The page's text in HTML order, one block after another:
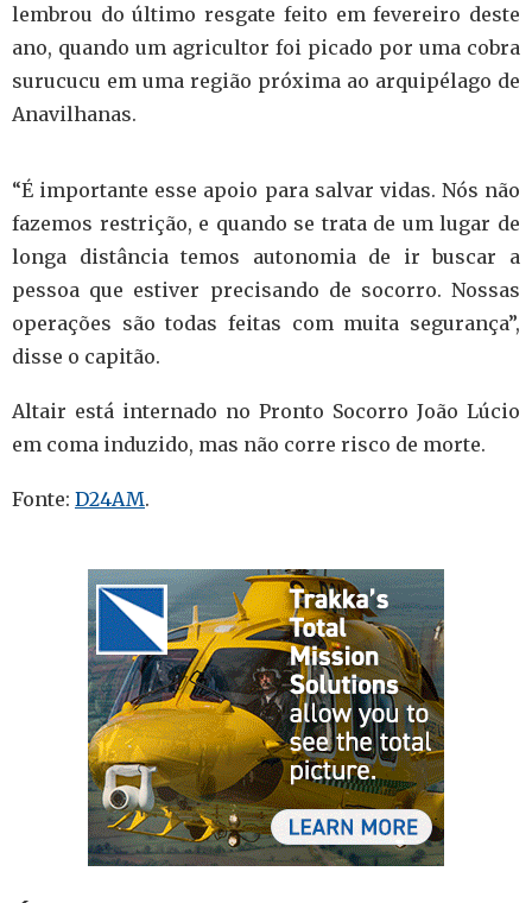
lembrou do último resgate feito em fevereiro deste
ano, quando um agricultor foi picado por uma cobra
surucucu em uma região próxima ao arquipélago de
Anavilhanas.
“É importante esse apoio para salvar vidas. Nós não
fazemos restrição, e quando se trata de um lugar de
longa distância temos autonomia de ir buscar a
pessoa que estiver precisando de socorro. Nossas
operações são todas feitas com muita segurança”,
disse o capitão.
Altair está internado no Pronto Socorro João Lúcio
em coma induzido, mas não corre risco de morte.
Fonte: D24AM.